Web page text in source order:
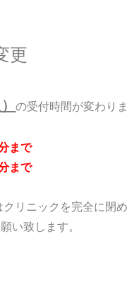
更
の受付時間が変わり
まで
まで
リニックを完全に閉め
い致します。